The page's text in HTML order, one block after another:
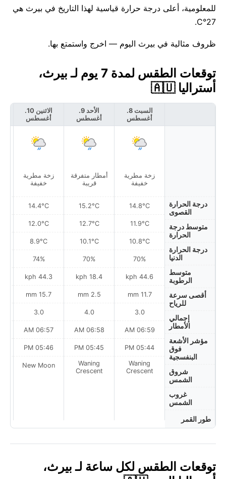
للمعلومية، أعلى درجة حرارة قياسية لهذا التاريخ في بيرث هي
27°C.
ظروف مثالية في بيرث اليوم — اخرج واستمتع بها.
توقعات الطقس لمدة 7 يوم لـ بيرث،
أستراليا 🇦🇺
درجة الحرارة
القصوى
متوسط درجة
الحرارة
درجة الحرارة
الدنيا
متوسط
الرطوبة
أقصى سرعة
للرياح
إجمالي
الأمطار
مؤشر الأشعة
فوق
البنفسجية
شروق
الشمس
غروب
الشمس
طور القمر
السبت 8.
أغسطس
زخة مطرية
خفيفة
14.8°C
11.9°C
10.8°C
70%
44.6 kph
11.7 mm
3.0
06:59 AM
05:44 PM
Waning
Crescent
الأحد 9.
أغسطس
أمطار متفرقة
قريبة
15.2°C
12.7°C
10.1°C
70%
18.4 kph
2.5 mm
4.0
06:58 AM
05:45 PM
Waning
Crescent
الاثنين 10.
أغسطس
زخة مطرية
خفيفة
14.4°C
12.0°C
8.9°C
74%
44.3 kph
15.7 mm
3.0
06:57 AM
05:46 PM
New Moon
توقعات الطقس لكل ساعة لـ بيرث،